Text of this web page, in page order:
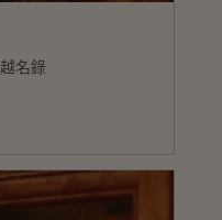
名錄